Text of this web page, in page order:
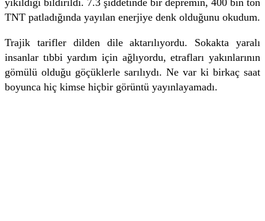
TNT patladığında yayılan enerjiye denk olduğunu okudum.
Trajik tarifler dilden dile aktarılıyordu. Sokakta yaralı
insanlar tıbbi yardım için ağlıyordu, etrafları yakınlarının
gömülü olduğu göçüklerle sarılıydı. Ne var ki birkaç saat
boyunca hiç kimse hiçbir görüntü yayınlayamadı.